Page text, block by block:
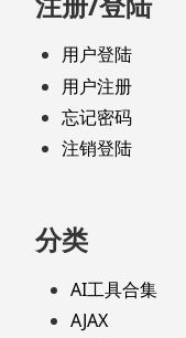
用户登陆
用户注册
忘记密码
注销登陆
分类
AI工具合集
AJAX